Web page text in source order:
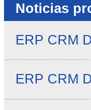
Noticias
ERP CRM
ERP CRM